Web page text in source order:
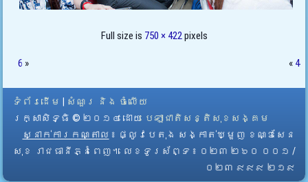
Full size is 750 × 422pixels
6 » « 4
ទំព័រដើម
សំណួរ និង ចំលើយ
រក្សាសិទ្ធិ © ២០១៤ ដោយ​ បេឡាជាតិសន្តិសុខសង្គម
ស្នាក់ការកណ្តាល ៖ ផ្លូវបេតុង សង្កាត់ឃ្មួញ ខណ្ឌសែន
សុខ រាជធានីភ្នំពេញ។ លេខទូរស័ព្ទ ៖ ០២៣ ២៦០ ០០១ /
០២៣ ៩៩៩ ២១៩